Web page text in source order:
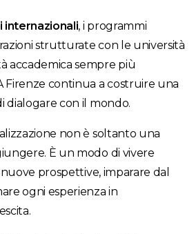
internazionali, i programmi
strutturate con le università
accademica sempre più
Firenze continua a costruire una
dialogare con il mondo.
non è soltanto una
È un modo di vivere
nuove prospettive, imparare dal
ogni esperienza in